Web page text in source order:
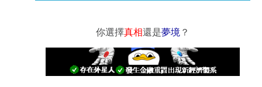
你選擇真相還是夢境 ？